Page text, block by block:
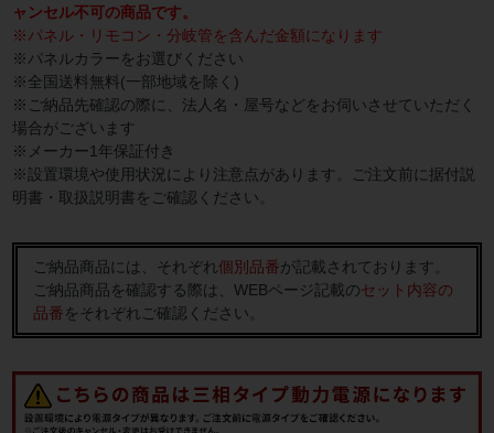
ャンセル不可の商品です。
※パネル・リモコン・分岐管を含んだ金額になります
※パネルカラーをお選びください
※全国送料無料(一部地域を除く)
※ご納品先確認の際に、法人名・屋号などをお伺いさせていただく
場合がございます
※メーカー1年保証付き
※設置環境や使用状況により注意点があります。ご注文前に据付説
明書・取扱説明書をご確認ください。
ご納品商品には、それぞれ個別品番が記載されております。
ご納品商品を確認する際は、WEBページ記載のセット内容の
品番をそれぞれご確認ください。